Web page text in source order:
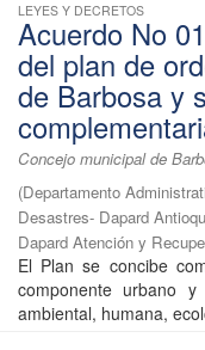
LEYES Y DECRETOS
Acuerdo No
del plan de
de Barbosa y
Concejo municipal de
(Departamento
Desastres- Dapard
Dapard Atención y
El Plan se concibe
componente urbano
ambiental, humana,